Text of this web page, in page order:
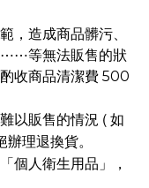
，造成商品髒污、
⋯⋯等無法販售的狀
收商品清潔費 500
以販售的情況 ( 如
理退換貨。
個人衛生用品」，